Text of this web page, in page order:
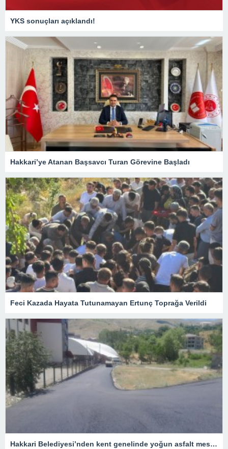
YKS sonuçları açıklandı!
Hakkari’ye Atanan Başsavcı Turan Görevine Başladı
Feci Kazada Hayata Tutunamayan Ertunç Toprağa Verildi
Hakkari Belediyesi’nden kent genelinde yoğun asfalt mesaisi